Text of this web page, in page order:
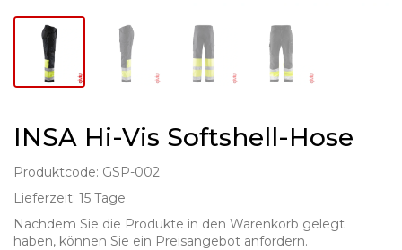
INSA Hi-Vis Softshell-Hose
Produktcode: GSP-002
Lieferzeit: 15 Tage
Nachdem Sie die Produkte in den Warenkorb gelegt
haben, können Sie ein Preisangebot anfordern.